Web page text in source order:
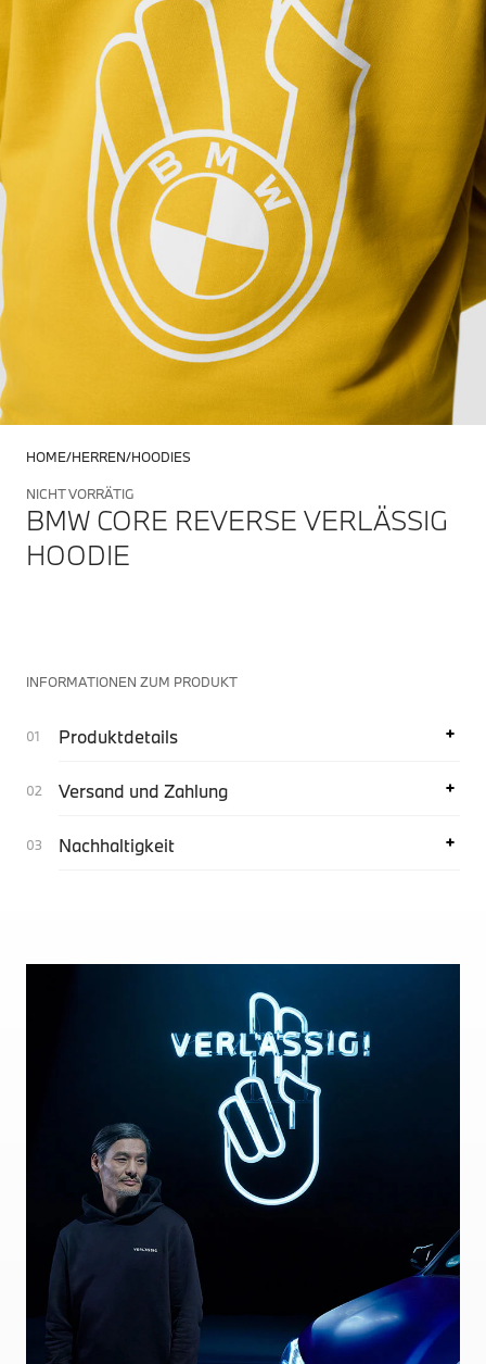
HOME HERREN HOODIES
NICHT VORRÄTIG
BMW CORE REVERSE VERLÄSSIG
HOODIE
INFORMATIONEN ZUM PRODUKT
Produktdetails
Versand und Zahlung
Nachhaltigkeit